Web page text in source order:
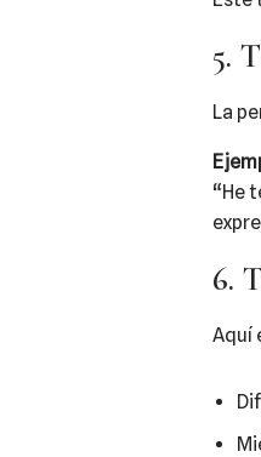
5.
La
“He
6.
Aquí